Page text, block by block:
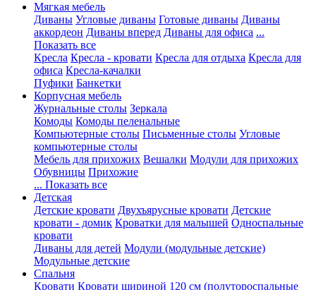
Мягкая мебель
Диваны Угловые диваны Готовые диваны Диваны
аккордеон Диваны вперед Диваны для офиса ...
Показать все
Кресла Кресла - кровати Кресла для отдыха Кресла для
офиса Кресла-качалки
Пуфики Банкетки
Корпусная мебель
Журнальные столы Зеркала
Комоды Комоды пеленальные
Компьютерные столы Письменные столы Угловые
компьютерные столы
Мебель для прихожих Вешалки Модули для прихожих
Обувницы Прихожие
... Показать все
Детская
Детские кровати Двухъярусные кровати Детские
кровати - домик Кроватки для малышей Односпальные
кровати
Диваны для детей Модули (модульные детские)
Модульные детские
Спальня
Кровати Кровати шириной 120 см (полутороспальные